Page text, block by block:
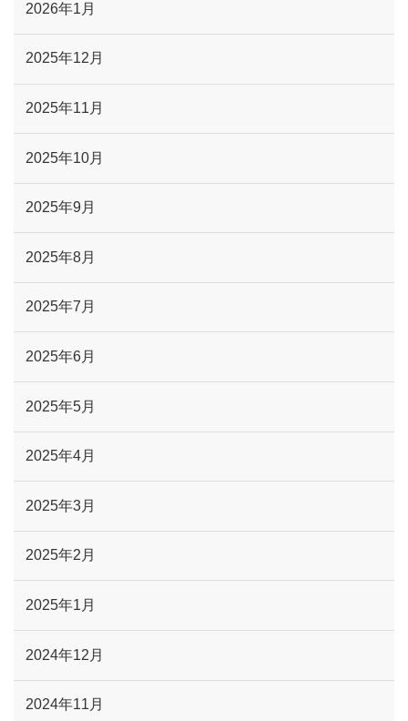
2026年1月
2025年12月
2025年11月
2025年10月
2025年9月
2025年8月
2025年7月
2025年6月
2025年5月
2025年4月
2025年3月
2025年2月
2025年1月
2024年12月
2024年11月